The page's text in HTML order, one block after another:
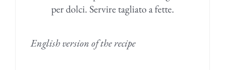
per dolci. Servire tagliato a fette.
English version of the recipe